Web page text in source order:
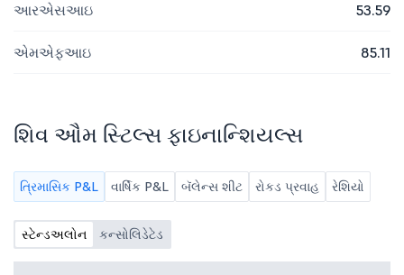
આરએસઆઇ 53.59
એમએફઆઇ 85.11
શિવ ઔમ સ્ટિલ્સ ફાઇનાન્શિયલ્સ
ત્રિમાસિક P&L વાર્ષિક P&L બૅલેન્સ શીટ રોકડ પ્રવાહ રેશિયો
સ્ટેન્ડઅલોન કન્સોલિડેટેડ